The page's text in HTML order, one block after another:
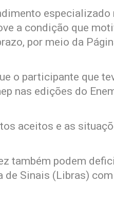
especializado
a condição que
por meio da
o participante que
nas edições do
aceitos e as
também podem
Sinais (Libras)